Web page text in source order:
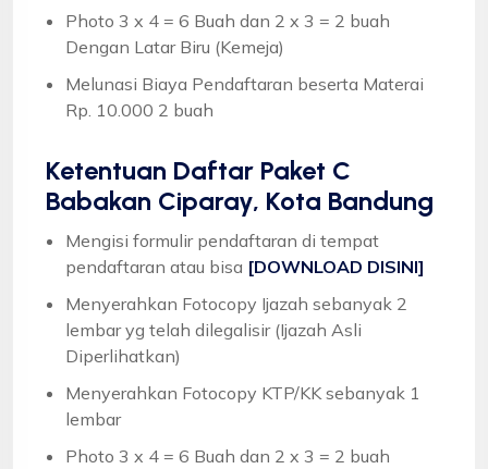
Photo 3 x 4 = 6 Buah dan 2 x 3 = 2 buah
Dengan Latar Biru (Kemeja)
Melunasi Biaya Pendaftaran beserta Materai
Rp. 10.000 2 buah
Ketentuan Daftar Paket C
Babakan Ciparay, Kota Bandung
Mengisi formulir pendaftaran di tempat
pendaftaran atau bisa [DOWNLOAD DISINI]
Menyerahkan Fotocopy Ijazah sebanyak 2
lembar yg telah dilegalisir (Ijazah Asli
Diperlihatkan)
Menyerahkan Fotocopy KTP/KK sebanyak 1
lembar
Photo 3 x 4 = 6 Buah dan 2 x 3 = 2 buah